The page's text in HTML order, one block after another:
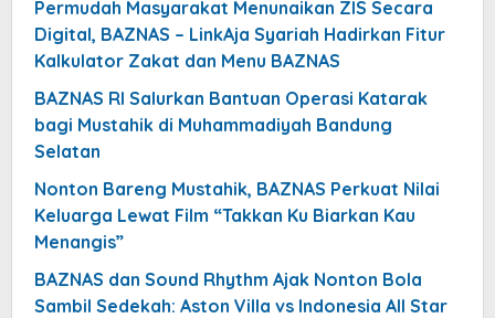
Permudah Masyarakat Menunaikan ZIS Secara
Digital, BAZNAS – LinkAja Syariah Hadirkan Fitur
Kalkulator Zakat dan Menu BAZNAS
BAZNAS RI Salurkan Bantuan Operasi Katarak
bagi Mustahik di Muhammadiyah Bandung
Selatan
Nonton Bareng Mustahik, BAZNAS Perkuat Nilai
Keluarga Lewat Film “Takkan Ku Biarkan Kau
Menangis”
BAZNAS dan Sound Rhythm Ajak Nonton Bola
Sambil Sedekah: Aston Villa vs Indonesia All Star